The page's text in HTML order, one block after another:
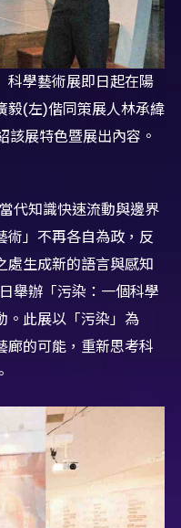
學藝術展即日起在陽
毅(左)偕同策展人林承緯
展特色暨展出內容。
代知識快速流動與邊界
術」不再各自為政，反
處生成新的語言與感知
舉辦「污染：一個科學
。此展以「污染」為
廊的可能，重新思考科